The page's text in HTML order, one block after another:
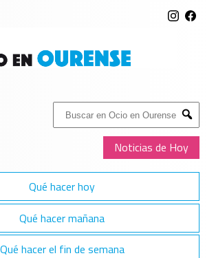
Buscar:
Submit
Noticias de Hoy
Qué hacer hoy
Qué hacer mañana
Qué hacer el fin de semana